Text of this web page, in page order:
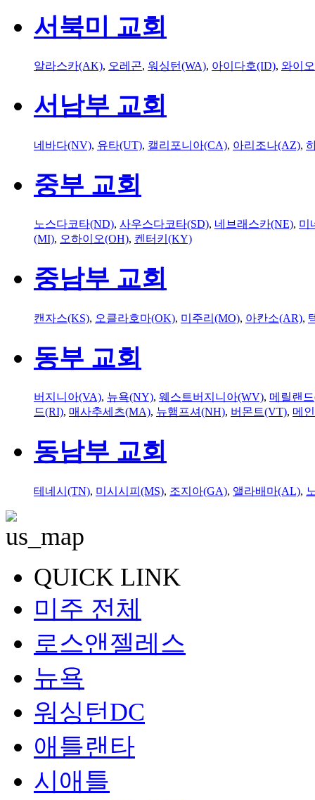
서북미 교회
알라스카(AK), 오레곤, 워싱턴(WA), 아이다호(ID), 와이
서남부 교회
네바다(NV), 유타(UT), 캘리포니아(CA), 아리조나(AZ),
중부 교회
노스다코타(ND), 사우스다코타(SD), 네브래스카(NE), 미
(MI), 오하이오(OH), 켄터키(KY)
중남부 교회
캔자스(KS), 오클라호마(OK), 미주리(MO), 아칸소(AR),
동부 교회
버지니아(VA), 뉴욕(NY), 웨스트버지니아(WV), 메릴랜
드(RI), 매사추세츠(MA), 뉴햄프셔(NH), 버몬트(VT), 메
동남부 교회
테네시(TN), 미시시피(MS), 조지아(GA), 앨라배마(AL),
QUICK LINK
미주 전체
로스앤젤레스
뉴욕
워싱턴DC
애틀랜타
시애틀